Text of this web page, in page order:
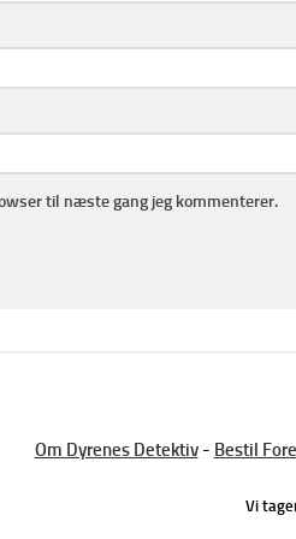
til næste gang jeg kommenterer.
Om Dyrenes Detektiv- Bestil
Vi